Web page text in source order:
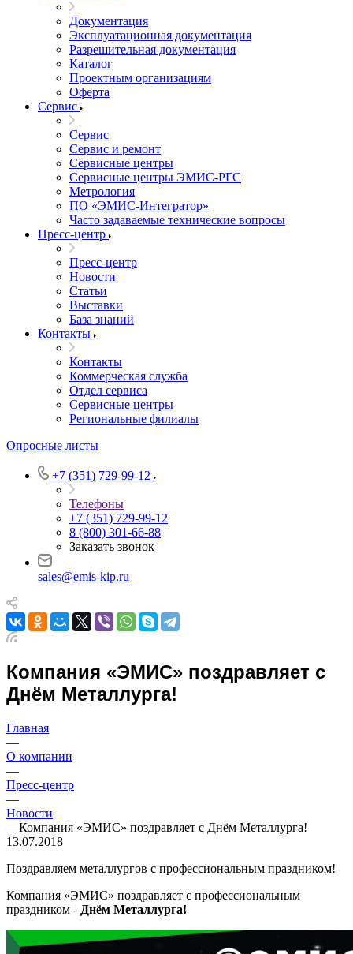
Документация
Эксплуатационная документация
Разрешительная документация
Каталог
Проектным организациям
Оферта
Сервис
Сервис
Сервис и ремонт
Сервисные центры
Сервисные центры ЭМИС-РГС
Метрология
ПО «ЭМИС-Интегратор»
Часто задаваемые технические вопросы
Пресс-центр
Пресс-центр
Новости
Статьи
Выставки
База знаний
Контакты
Контакты
Коммерческая служба
Отдел сервиса
Сервисные центры
Региональные филиалы
Опросные листы
+7 (351) 729-99-12
Телефоны
+7 (351) 729-99-12
8 (800) 301-66-88
Заказать звонок
sales@emis-kip.ru
Компания «ЭМИС» поздравляет с
Днём Металлурга!
Главная
—
О компании
—
Пресс-центр
—
Новости
—Компания «ЭМИС» поздравляет с Днём Металлурга!
13.07.2018
Поздравляем металлургов с профессиональным праздником!
Компания «ЭМИС» поздравляет с профессиональным
праздником - Днём Металлурга!